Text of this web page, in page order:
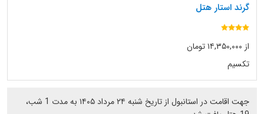
گرند استار هتل
از ۱۴,۳۵۰,۰۰۰ تومان
تکسیم
جهت اقامت در استانبول از تاریخ شنبه ۲۴ مرداد ۱۴۰۵ به مدت 1 شب،